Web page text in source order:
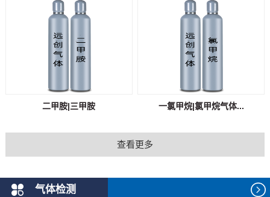
二甲胺|三甲胺 一氯甲烷|氯甲烷气体...
查看更多
气体检测